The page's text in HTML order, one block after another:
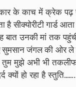
कार के काच में क्रेक
गार्ड
उनकी मां तक
सुमसान जंगल की ओर
तुम मुझे अभी भी तकलीफ
हो रहा है